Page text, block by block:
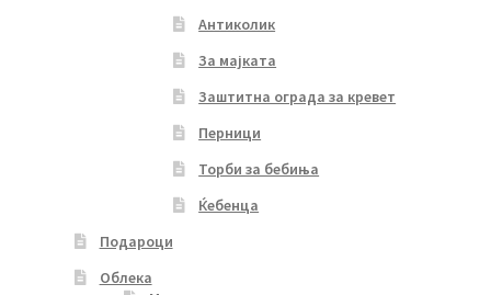
Антиколик
За мајката
Заштитна ограда за кревет
Перници
Торби за бебиња
Ќебенца
Подароци
Облека